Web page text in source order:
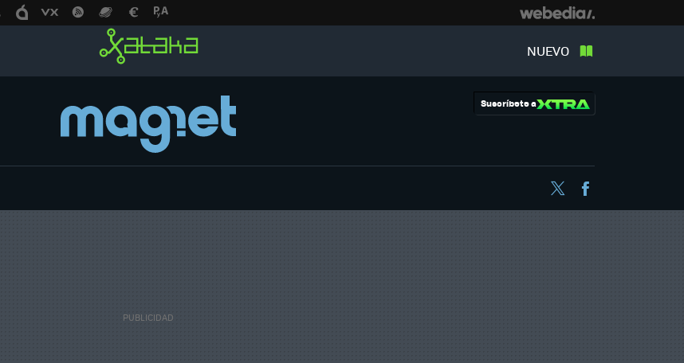
NUEVO
Suscríbete a
Twitter